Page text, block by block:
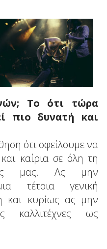
Το ότι τώρα
πιο δυνατή και
ότι οφείλουμε να
καίρια σε όλη τη
μας. Ας μην
τέτοια γενική
και κυρίως ας μην
καλλιτέχνες ως